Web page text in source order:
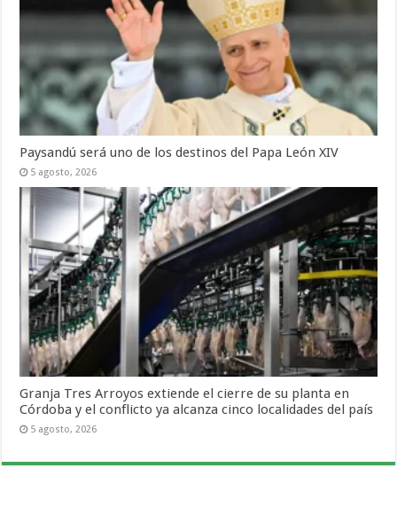
Paysandú será uno de los destinos del Papa León XIV
5 agosto, 2026
Granja Tres Arroyos extiende el cierre de su planta en
Córdoba y el conflicto ya alcanza cinco localidades del país
5 agosto, 2026